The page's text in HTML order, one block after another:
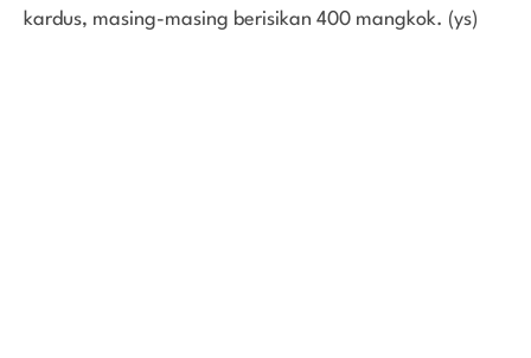
kardus, masing-masing berisikan 400 mangkok. (ys)